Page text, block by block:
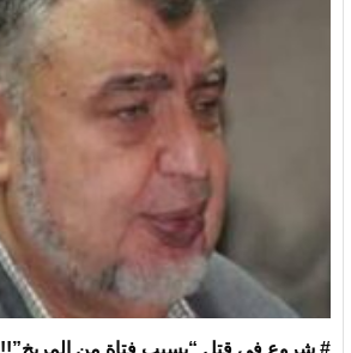
# شروع في قتل “بسبب فتاة من المريخ”!!